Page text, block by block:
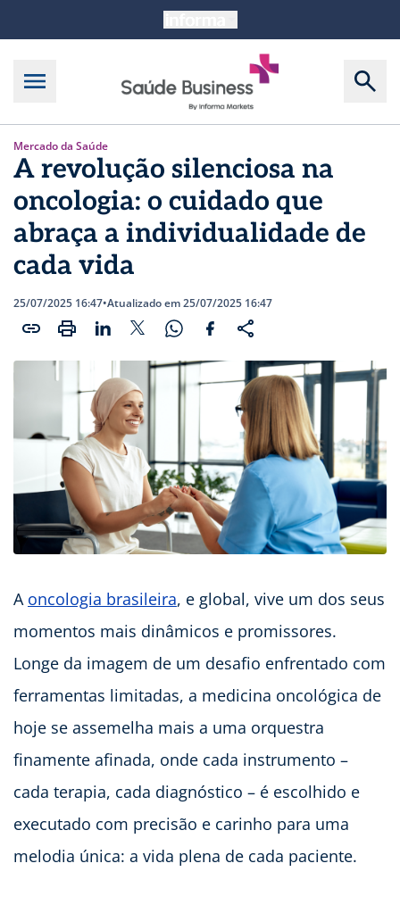
Mercado da Saúde
A revolução silenciosa na
oncologia: o cuidado que
abraça a individualidade de
cada vida
25/07/2025 16:47•Atualizado em 25/07/2025 16:47
A oncologia brasileira, e global, vive um dos seus
momentos mais dinâmicos e promissores.
Longe da imagem de um desafio enfrentado com
ferramentas limitadas, a medicina oncológica de
hoje se assemelha mais a uma orquestra
finamente afinada, onde cada instrumento –
cada terapia, cada diagnóstico – é escolhido e
executado com precisão e carinho para uma
melodia única: a vida plena de cada paciente.